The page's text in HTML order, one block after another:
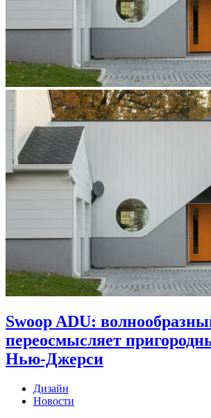
Swoop ADU:
переосмысляет
Нью-Джерси
Дизайн
Новости